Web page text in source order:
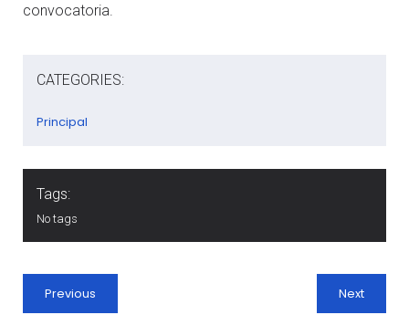
convocatoria.
CATEGORIES:
Principal
Tags:
No tags
Previous Next